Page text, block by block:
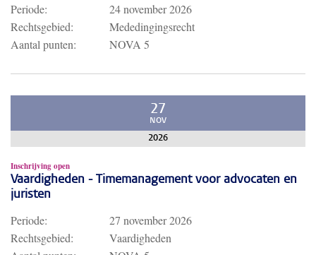
Periode:
24 november 2026
Rechtsgebied:
Mededingingsrecht
Aantal punten:
NOVA 5
27
NOV
2026
Inschrijving open
Vaardigheden - Timemanagement voor advocaten en
juristen
Periode:
27 november 2026
Rechtsgebied:
Vaardigheden